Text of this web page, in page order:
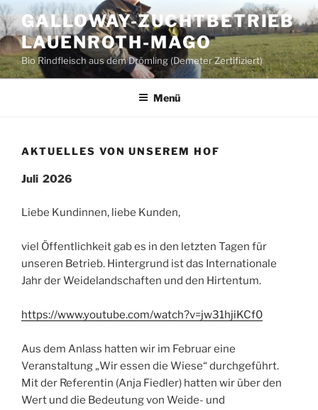
Zum
Inhalt
springen
GALLOWAY-ZUCHTBETRIEB
LAUENROTH-MAGO
Bio Rindfleisch aus dem Drömling (Demeter Zertifiziert)
Menü
AKTUELLES VON UNSEREM HOF
Juli 2026
Liebe Kundinnen, liebe Kunden,
viel Öffentlichkeit gab es in den letzten Tagen für
unseren Betrieb. Hintergrund ist das Internationale
Jahr der Weidelandschaften und den Hirtentum.
https://www.youtube.com/watch?v=jw31hjiKCf0
Aus dem Anlass hatten wir im Februar eine
Veranstaltung „Wir essen die Wiese“ durchgeführt.
Mit der Referentin (Anja Fiedler) hatten wir über den
Wert und die Bedeutung von Weide- und